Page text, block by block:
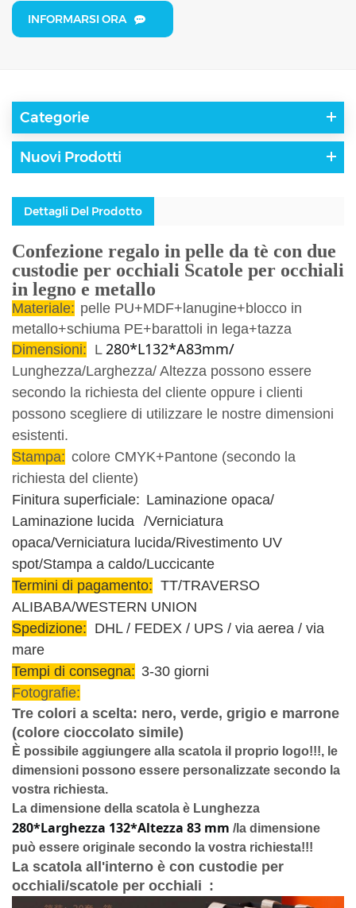
INFORMARSI ORA
Categorie
Nuovi Prodotti
Dettagli Del Prodotto
Confezione regalo in pelle da tè con due
custodie per occhiali Scatole per occhiali
in legno e metallo
Materiale: pelle PU+MDF+lanugine+blocco in
metallo+schiuma PE+barattoli in lega+tazza
Dimensioni: L 280*L132*A83mm/
Lunghezza/Larghezza/ Altezza possono essere
secondo la richiesta del cliente oppure i clienti
possono scegliere di utilizzare le nostre dimensioni
esistenti.
Stampa: colore CMYK+Pantone (secondo la
richiesta del cliente)
Finitura superficiale: Laminazione opaca/
Laminazione lucida /Verniciatura
opaca/Verniciatura lucida/Rivestimento UV
spot/Stampa a caldo/Luccicante
Termini di pagamento: TT/TRAVERSO
ALIBABA/WESTERN UNION
Spedizione: DHL / FEDEX / UPS / via aerea / via
mare
Tempi di consegna: 3-30 giorni
Fotografie:
Tre colori a scelta: nero, verde, grigio e marrone
(colore cioccolato simile)
È possibile aggiungere alla scatola il proprio logo!!!, le
dimensioni possono essere personalizzate secondo la
vostra richiesta.
La dimensione della scatola è Lunghezza
280*Larghezza 132*Altezza 83 mm /la dimensione
può essere originale secondo la vostra richiesta!!!
La scatola all'interno è con custodie per
occhiali/scatole per occhiali :